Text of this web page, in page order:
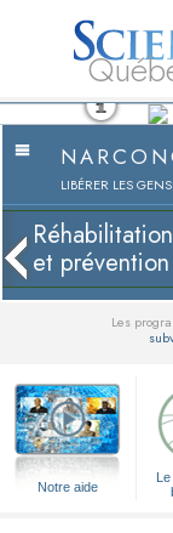
notre
L. Ron Hubbard
LIBÉRER LES
et
Les
Notre aide